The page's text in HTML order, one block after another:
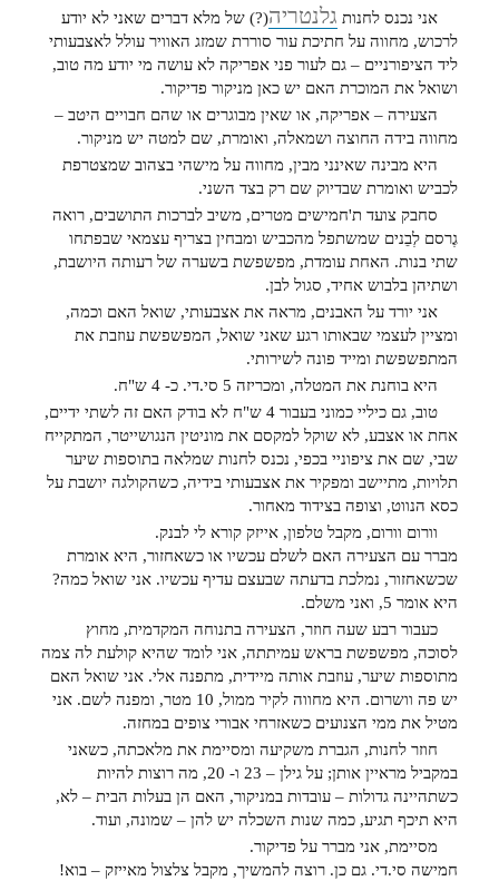
אני נכנס לחנות גלנטריה(?) של מלא דברים שאני לא יודע
לרכוש, מחווה על חתיכת עור סוררת שמזג האוויר עולל לאצבעותי
ליד הציפורניים – גם לעור פני אפריקה לא עושה מי יודע מה טוב,
ושואל את המוכרת האם יש כאן מניקור פדיקור.
הצעירה – אפריקה, או שאין מבוגרים או שהם חבויים היטב –
מחווה בידה החוצה ושמאלה, ואומרת, שם למטה יש מניקור.
היא מבינה שאינני מבין, מחווה על מישהי בצהוב שמצטרפת
לכביש ואומרת שבדיוק שם רק בצד השני.
סחבק צועד ת'חמישים מטרים, משיב לברכות התושבים, רואה
גֶרסם לְבֵנים שמשתפל מהכביש ומבחין בצריף עצמאי שבפתחו
שתי בנות. האחת עומדת, מפשפשת בשערה של רעותה היושבת,
ושתיהן בלבוש אחיד, סגול לבן.
אני יורד על האבנים, מראה את אצבעותי, שואל האם וכמה,
ומציין לעצמי שבאותו רגע שאני שואל, המפשפשת עוזבת את
המתפשפשת ומייד פונה לשירותי.
היא בוחנת את המטלה, ומכריזה 5 סי.די. כ- 4 ש"ח.
טוב, גם כיליי כמוני בעבור 4 ש"ח לא בודק האם זה לשתי ידיים,
אחת או אצבע, לא שוקל למקסם את מוניטין הנגושייטר, המתקייח
שבי, שם את ציפוניי בכפי, נכנס לחנות שמלאה בתוספות שיער
תלויות, מתיישב ומפקיר את אצבעותי בידיה, כשהקולגה יושבת על
כסא הנווט, וצופה בצידוד מאחור.
וורום וורום, מקבל טלפון, אייזק קורא לי לבנק.
מברר עם הצעירה האם לשלם עכשיו או כשאחזור, היא אומרת
שכשאחזור, נמלכת בדעתה שבעצם עדיף עכשיו. אני שואל כמה?
היא אומר 5, ואני משלם.
כעבור רבע שעה חוזר, הצעירה בתנוחה המקדמית, מחוץ
לסוכה, מפשפשת בראש עמיתתה, אני לומד שהיא קולעת לה צמה
מתוספות שיער, עוזבת אותה מיידית, מתפנה אלי. אני שואל האם
יש פה וושרום. היא מחווה לקיר ממול, 10 מטר, ומפנה לשם. אני
מטיל את ממי הצנועים כשאזרחי אבורי צופים במחזה.
חוזר לחנות, הגברת משקיעה ומסיימת את מלאכתה, כשאני
במקביל מראיין אותן; על גילן – 23 ו- 20, מה רוצות להיות
כשתהיינה גדולות – עובדות במניקור, האם הן בעלות הבית – לא,
היא תיכף תגיע, כמה שנות השכלה יש להן – שמונה, ועוד.
מסיימת, אני מברר על פדיקור.
חמישה סי.די. גם כן. רוצה להמשיך, מקבל צלצול מאייזק – בוא!